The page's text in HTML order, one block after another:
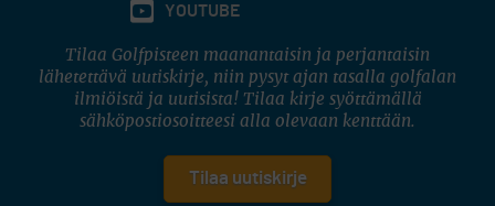
YOUTUBE
Tilaa Golfpisteen maanantaisin ja perjantaisin
lähetettävä uutiskirje, niin pysyt ajan tasalla golfalan
ilmiöistä ja uutisista! Tilaa kirje syöttämällä
sähköpostiosoitteesi alla olevaan kenttään.
Tilaa uutiskirje